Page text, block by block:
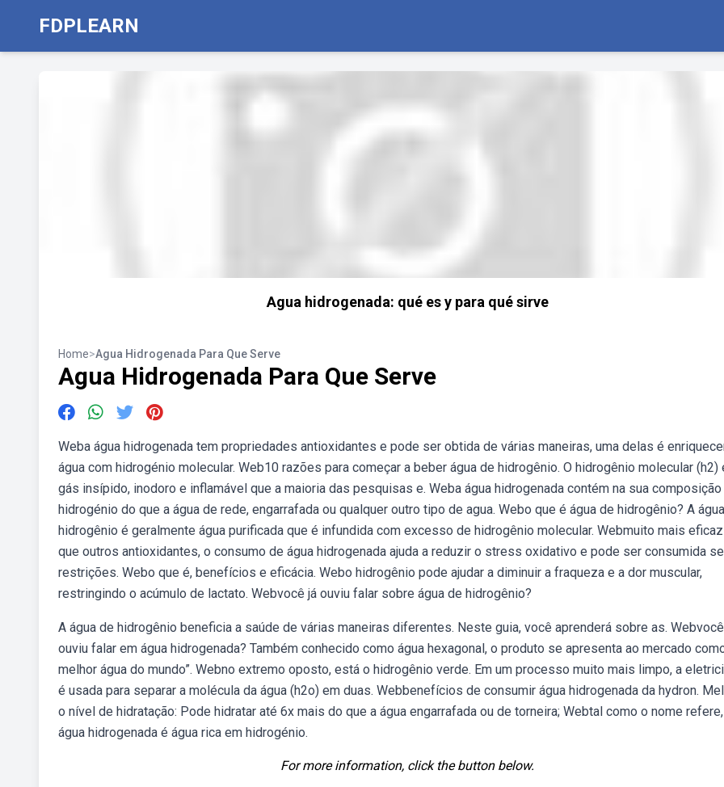
FDPLEARN
Agua hidrogenada: qué es y para qué sirve
Home>Agua Hidrogenada Para Que Serve
Agua Hidrogenada Para Que Serve
Weba água hidrogenada tem propriedades antioxidantes e pode ser obtida de várias maneiras, uma delas é
água com hidrogénio molecular. Web10 razões para começar a beber água de hidrogênio. O hidrogênio molecular (h2)
gás insípido, inodoro e inflamável que a maioria das pesquisas e. Weba água hidrogenada contém na sua
hidrogénio do que a água de rede, engarrafada ou qualquer outro tipo de agua. Webo que é água de hidrogênio? A
hidrogênio é geralmente água purificada que é infundida com excesso de hidrogênio molecular. Webmuito mais
que outros antioxidantes, o consumo de água hidrogenada ajuda a reduzir o stress oxidativo e pode ser consumida
restrições. Webo que é, benefícios e eficácia. Webo hidrogênio pode ajudar a diminuir a fraqueza e a dor muscular,
restringindo o acúmulo de lactato. Webvocê já ouviu falar sobre água de hidrogênio?
A água de hidrogênio beneficia a saúde de várias maneiras diferentes. Neste guia, você aprenderá sobre as.
ouviu falar em água hidrogenada? Também conhecido como água hexagonal, o produto se apresenta ao mercado
melhor água do mundo”. Webno extremo oposto, está o hidrogênio verde. Em um processo muito mais limpo, a
é usada para separar a molécula da água (h2o) em duas. Webbenefícios de consumir água hidrogenada da hydron.
o nível de hidratação: Pode hidratar até 6x mais do que a água engarrafada ou de torneira; Webtal como o nome
água hidrogenada é água rica em hidrogénio.
For more information, click the button below.